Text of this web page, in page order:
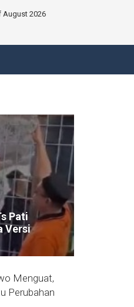
August 2026
Pati
Versi
Menguat,
Perubahan